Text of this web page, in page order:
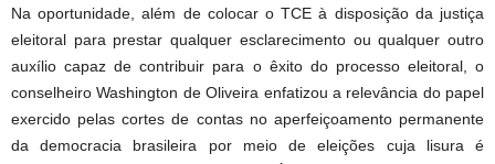
Na oportunidade, além de colocar o TCE à disposição da justiça
eleitoral para prestar qualquer esclarecimento ou qualquer outro
auxílio capaz de contribuir para o êxito do processo eleitoral, o
conselheiro Washington de Oliveira enfatizou a relevância do papel
exercido pelas cortes de contas no aperfeiçoamento permanente
da democracia brasileira por meio de eleições cuja lisura é